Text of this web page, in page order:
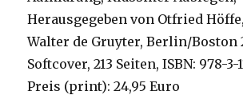
Herausgegeben von Otfried
Walter de Gruyter, Berlin/Boston
Softcover, 213 Seiten, ISBN: 978-3-
Preis (print): 24,95 Euro